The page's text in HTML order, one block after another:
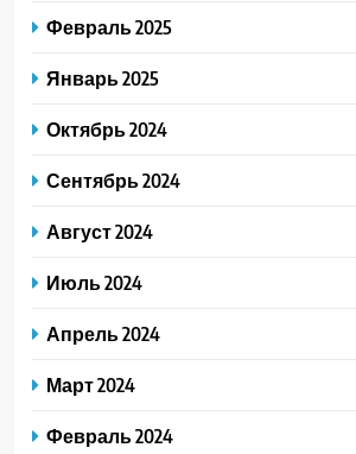
Февраль 2025
Январь 2025
Октябрь 2024
Сентябрь 2024
Август 2024
Июль 2024
Апрель 2024
Март 2024
Февраль 2024